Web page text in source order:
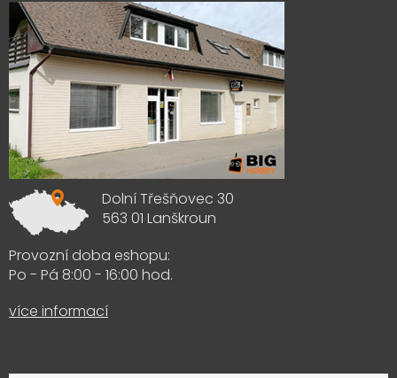
Dolní Třešňovec 30
563 01 Lanškroun
Provozní doba eshopu:
Po - Pá 8:00 - 16:00 hod.
více informací